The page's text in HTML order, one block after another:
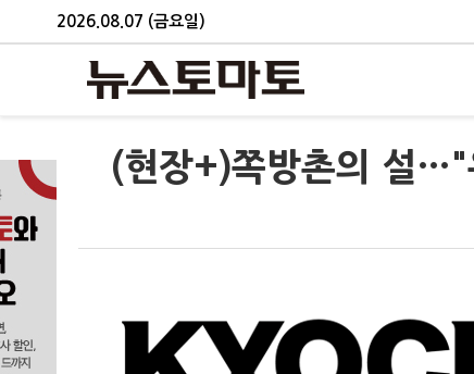
2026.08.07 (금요일)
(현장+)쪽방촌의 설…"